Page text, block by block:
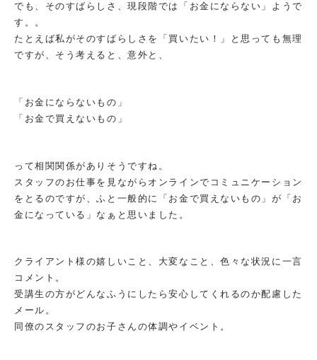
でも、そのすばらしさ、現段階では「お金にならない」ようで
す。。
たとえば私がそのすばらしさを「買いたい！」と思っても無理
ですが、そう考えると、意外と、
「お金にならないもの」
「お金で買えないもの」
って相関関係がありそうですね。
スタッフのお仕事を見ながらオンラインでコミュニケーション
をとるのですが、ふと一般的に「お金で買えないもの」が「お
金になっている」なぁと思いました。
クライアント様の嬉しいこと、大変なこと、色々な状況に一言
コメント。
受講生の方がどんなふうにしたら安心してくれるのか配慮した
メール。
同僚のスタッフのお子さんの体調やイベント。